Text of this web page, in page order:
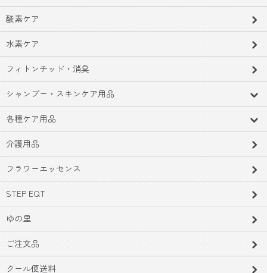
酸素ケア
水素ケア
フィトンチッド・消臭
シャンプー・スキンケア用品
各種ケア用品
介護用品
フラワーエッセンス
STEP EQT
ゆの里
ご注文品
クール便送料